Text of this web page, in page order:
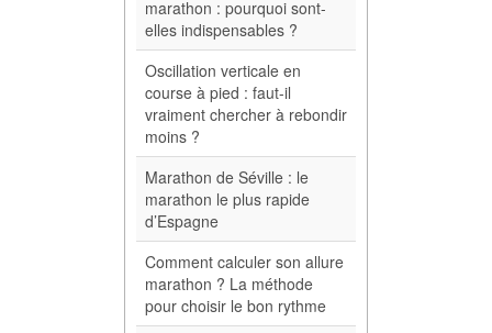
marathon : pourquoi sont-
elles indispensables ?
Oscillation verticale en
course à pied : faut-il
vraiment chercher à rebondir
moins ?
Marathon de Séville : le
marathon le plus rapide
d’Espagne
Comment calculer son allure
marathon ? La méthode
pour choisir le bon rythme